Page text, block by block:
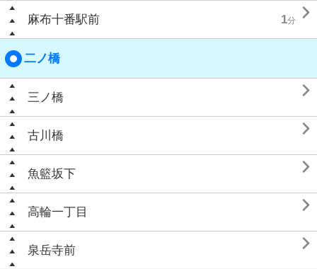
麻布十番駅前 1分 
二ノ橋
三ノ橋 
古川橋 
魚籃坂下 
高輪一丁目 
泉岳寺前 